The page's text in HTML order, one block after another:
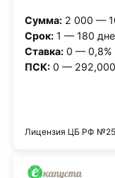
Сумма:2 000 —
Срок:1 — 180
Ставка:0 — 0,8%
ПСК:0 —
Лицензия ЦБ РФ